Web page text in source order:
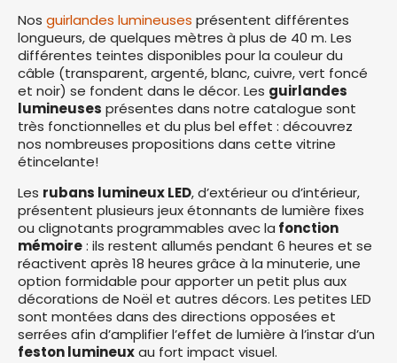
Nos guirlandes lumineuses présentent différentes
longueurs, de quelques mètres à plus de 40 m. Les
différentes teintes disponibles pour la couleur du
câble (transparent, argenté, blanc, cuivre, vert foncé
et noir) se fondent dans le décor. Les guirlandes
lumineuses présentes dans notre catalogue sont
très fonctionnelles et du plus bel effet : découvrez
nos nombreuses propositions dans cette vitrine
étincelante!
Les rubans lumineux LED, d’extérieur ou d’intérieur,
présentent plusieurs jeux étonnants de lumière fixes
ou clignotants programmables avec la fonction
mémoire: ils restent allumés pendant 6 heures et se
réactivent après 18 heures grâce à la minuterie, une
option formidable pour apporter un petit plus aux
décorations de Noël et autres décors. Les petites LED
sont montées dans des directions opposées et
serrées afin d’amplifier l’effet de lumière à l’instar d’un
feston lumineuxau fort impact visuel.